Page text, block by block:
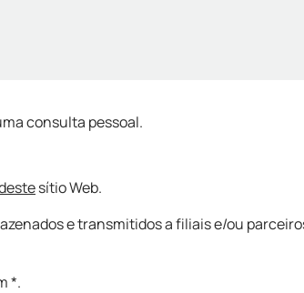
consulta pessoal.
sítio Web.
e transmitidos a filiais e/ou
*.